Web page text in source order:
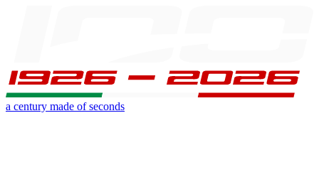
a century made of seconds